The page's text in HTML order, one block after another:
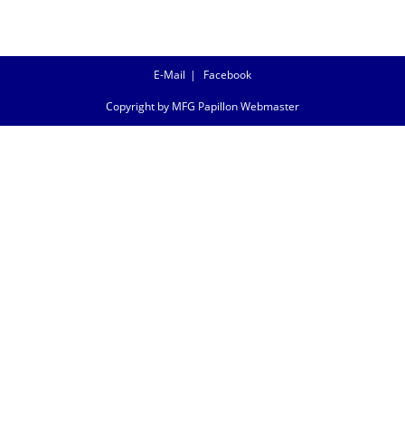
E-Mail Facebook
Copyright by MFG Papillon Webmaster